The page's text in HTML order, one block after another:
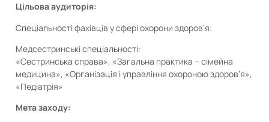
Цільова аудиторія:
Спеціальності фахівців у сфері охорони здоров’я:
Медсестринські спеціальності:
«Сестринська справа», «Загальна практика – сімейна
медицина», «Організація і управління охороною здоров’я»,
«Педіатрія»
Мета заходу: